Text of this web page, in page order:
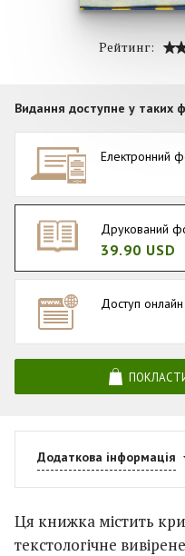
Рейтинг:
Видання доступне у таких
Електронний
Друкований
39.90 USD
Доступ онлайн
Додаткова інформація
Ця книжка містить
текстологічне